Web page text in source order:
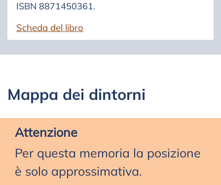
ISBN 8871450361.
Scheda del libro
Mappa dei dintorni
Attenzione
Per questa memoria la posizione
è solo approssimativa.